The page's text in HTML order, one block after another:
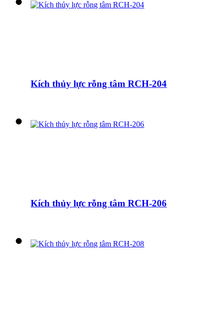
Kích thủy lực rỗng tâm RCH-204
Kích thủy lực rỗng tâm RCH-206